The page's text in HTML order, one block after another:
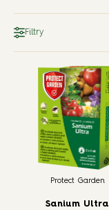
Filtry
Protect Garden
Sanium Ultra